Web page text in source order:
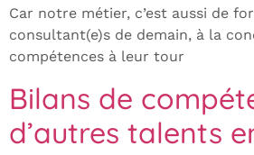
Car notre métier, c’est aussi de
consultant(e)s de demain, à la
compétences à leur tour
Bilans de
d’autres talents